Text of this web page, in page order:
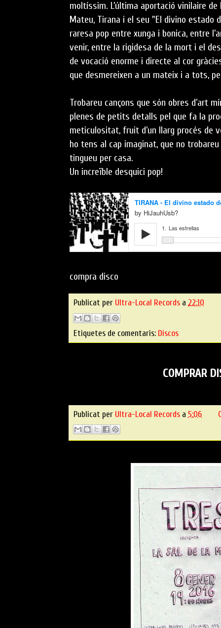
moltíssim. L’última aportació vinilaire de
Mateu, Tirana i el seu "El divino estado
raresa pop entre xunga i bonica, entre
venir, entre la rigidesa de la mort i el
de vocació enorme i directe al cor
que desmereixen a un mateix i a tots,
Trobareu cançons que són obres d’art
plenes de petits detalls pel que fa la
meticulositat, fruit d’un llarg procés de
ho tens al cap imaginat, que no
tingueu per casa.
Un increïble desquici pop!
compra disco
Publicat per Ultra-Local Records a 22:10
Etiquetes de comentaris: Discos
COMPRAR
Publicat per Ultra-Local Records a 5:06